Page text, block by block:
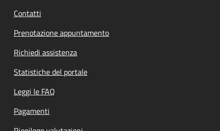
Contatti
Prenotazione appuntamento
Richiedi assistenza
Statistiche del portale
Leggi le FAQ
Pagamenti